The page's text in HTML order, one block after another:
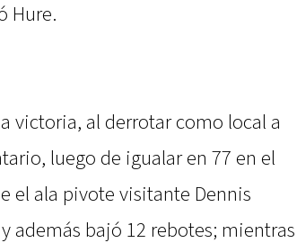
Hure.
victoria, al derrotar como local a
luego de igualar en 77 en el
el ala pivote visitante Dennis
además bajó 12 rebotes; mientras